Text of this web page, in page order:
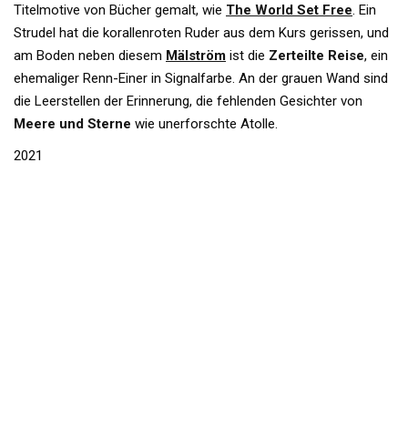
Titelmotive von Bücher gemalt, wie The World Set Free. Ein
Strudel hat die korallenroten Ruder aus dem Kurs gerissen, und
am Boden neben diesem Mälström ist die Zerteilte Reise, ein
ehemaliger Renn-Einer in Signalfarbe. An der grauen Wand sind
die Leerstellen der Erinnerung, die fehlenden Gesichter von
Meere und Sterne wie unerforschte Atolle.
2021